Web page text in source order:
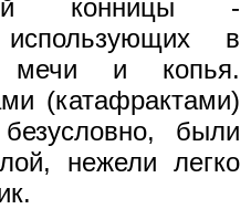
конницы -
использующих в
мечи и копья.
(катафрактами)
были
нежели легко